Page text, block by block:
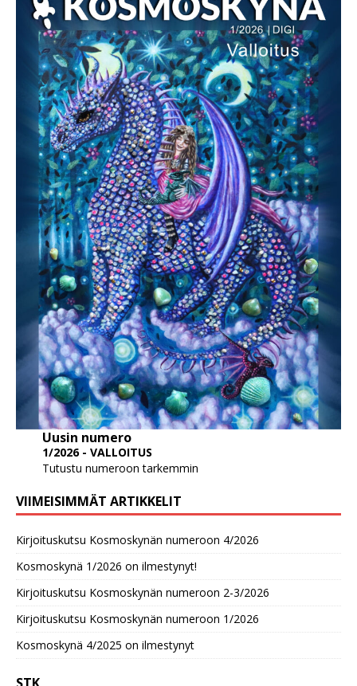
Uusin numero
1/2026 - VALLOITUS
Tutustu numeroon tarkemmin
VIIMEISIMMÄT ARTIKKELIT
Kirjoituskutsu Kosmoskynän numeroon 4/2026
Kosmoskynä 1/2026 on ilmestynyt!
Kirjoituskutsu Kosmoskynän numeroon 2-3/2026
Kirjoituskutsu Kosmoskynän numeroon 1/2026
Kosmoskynä 4/2025 on ilmestynyt